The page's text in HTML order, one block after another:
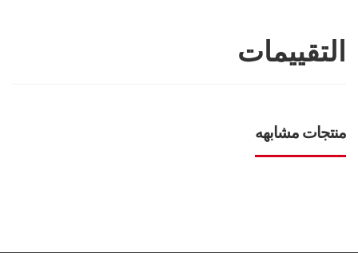
التقييمات
منتجات مشابهه